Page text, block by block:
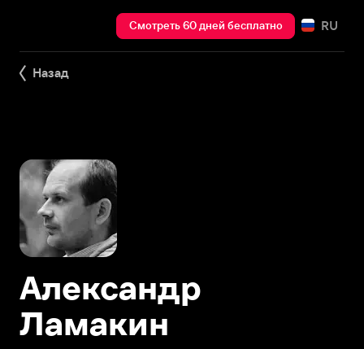
Смотреть 60 дней бесплатно RU
Назад
Александр
Ламакин